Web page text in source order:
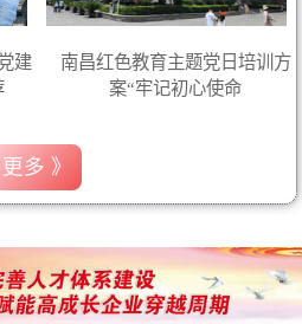
建
南昌红色教育主题党日培训方
案“牢记初心使命
更多 》